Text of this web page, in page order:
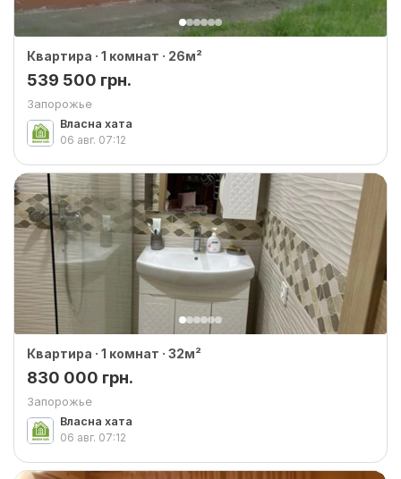
Квартира · 1 комнат · 26м²
539 500 грн.
Запорожье
Власна хата
06 авг. 07:12
Квартира · 1 комнат · 32м²
830 000 грн.
Запорожье
Власна хата
06 авг. 07:12